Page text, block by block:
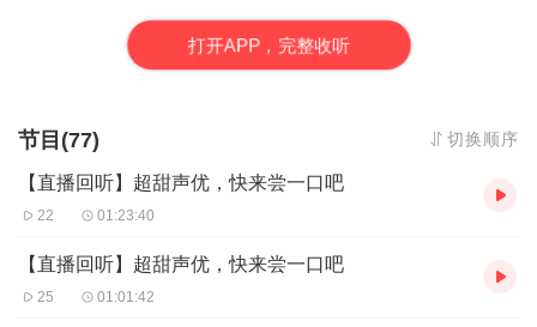
打开APP，完整收听
节目(77) 切换顺序
【直播回听】超甜声优，快来尝一口吧
22 01:23:40
【直播回听】超甜声优，快来尝一口吧
25 01:01:42